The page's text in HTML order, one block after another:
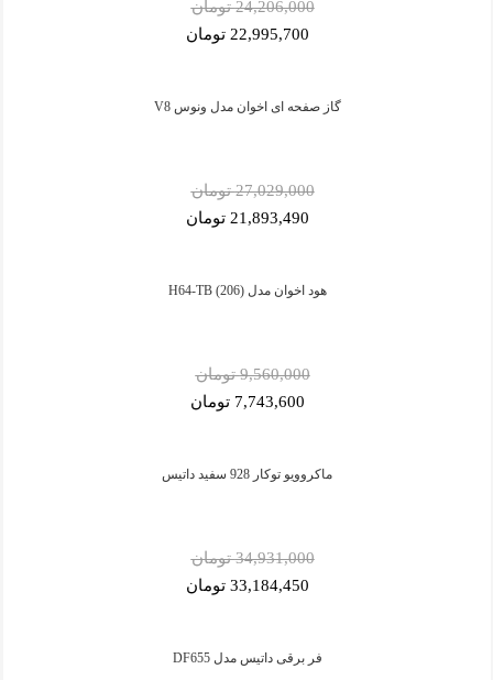
24,206,000 تومان
22,995,700 تومان
گاز صفحه ای اخوان مدل ونوس V8
27,029,000 تومان
21,893,490 تومان
هود اخوان مدل H64-TB (206)
9,560,000 تومان
7,743,600 تومان
ماکروویو توکار 928 سفید داتیس
34,931,000 تومان
33,184,450 تومان
فر برقی داتیس مدل DF655